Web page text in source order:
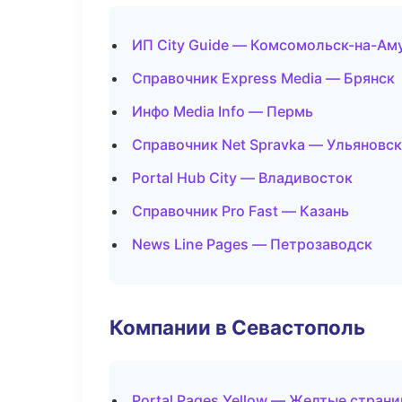
ИП City Guide — Комсомольск-на-
Справочник Express Media — Брянск
Инфо Media Info — Пермь
Справочник Net Spravka — Ульяновск
Portal Hub City — Владивосток
Справочник Pro Fast — Казань
News Line Pages — Петрозаводск
Компании в Севастополь